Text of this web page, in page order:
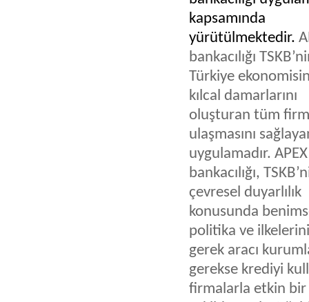
kapsamında
yürütülmektedir.
bankacılığı
Türkiye
kılcal damarlarını
oluşturan tüm
ulaşmasını
uygulamadır. APEX
bankacılığı,
çevresel duyarlılık
konusunda
politika ve ilkelerini
gerek aracı
gerekse krediyi
firmalarla etkin bir